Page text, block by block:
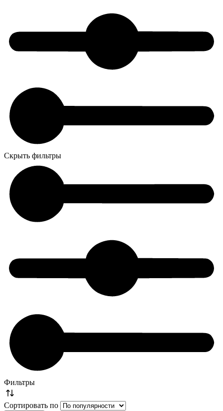
Скрыть фильтры
Фильтры
Сортировать по